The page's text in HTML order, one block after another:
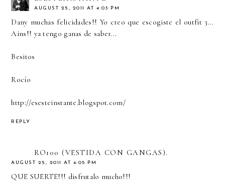
AUGUST 25, 2011 AT 4:03 PM
Dany muchas felicidades!! Yo creo que escogiste el outfit 3...
Ains!! ya tengo ganas de saber...
Besitos
Rocío
http://esesteinstante.blogspot.com/
REPLY
RO100 (VESTIDA CON GANGAS).
AUGUST 25, 2011 AT 4:05 PM
QUE SUERTE!!! disfrutalo mucho!!!